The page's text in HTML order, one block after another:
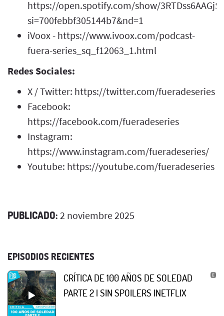
https://open.spotify.com/show/
si=700febbf305144b7&nd=1
iVoox - https://www.ivoox.com/podcast-
fuera-series_sq_f12063_1.html
Redes Sociales:
X / Twitter: https://twitter.com/fueradeseries
Facebook:
https://facebook.com/fueradeseries
Instagram:
https://www.instagram.com/fueradeseries/
Youtube: https://youtube.com/fueradeseries
PUBLICADO: 2 noviembre 2025
EPISODIOS RECIENTES
CRÍTICA DE 100 AÑOS DE SOLEDAD
PARTE 2 | SIN SPOILERS |NETFLIX